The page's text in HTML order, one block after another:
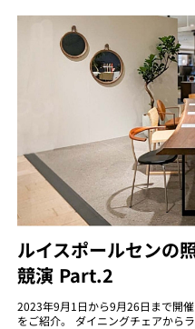
ルイスポールセンの
競演 Part.2
2023年9月1日から9月26日まで開
をご紹介。 ダイニングチェアから